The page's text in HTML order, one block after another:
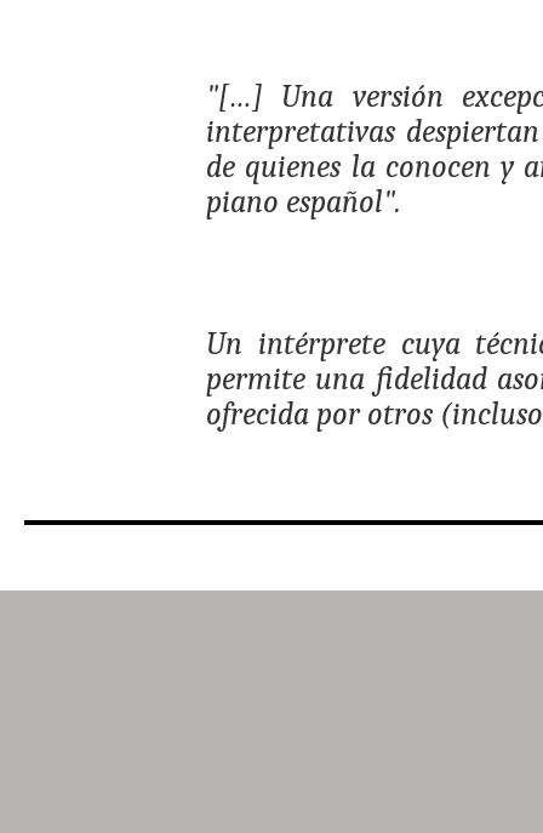
"[…] Una versión
interpretativas
de quienes la conocen y
piano español".
Un intérprete cuya
permite una fidelidad
ofrecida por otros